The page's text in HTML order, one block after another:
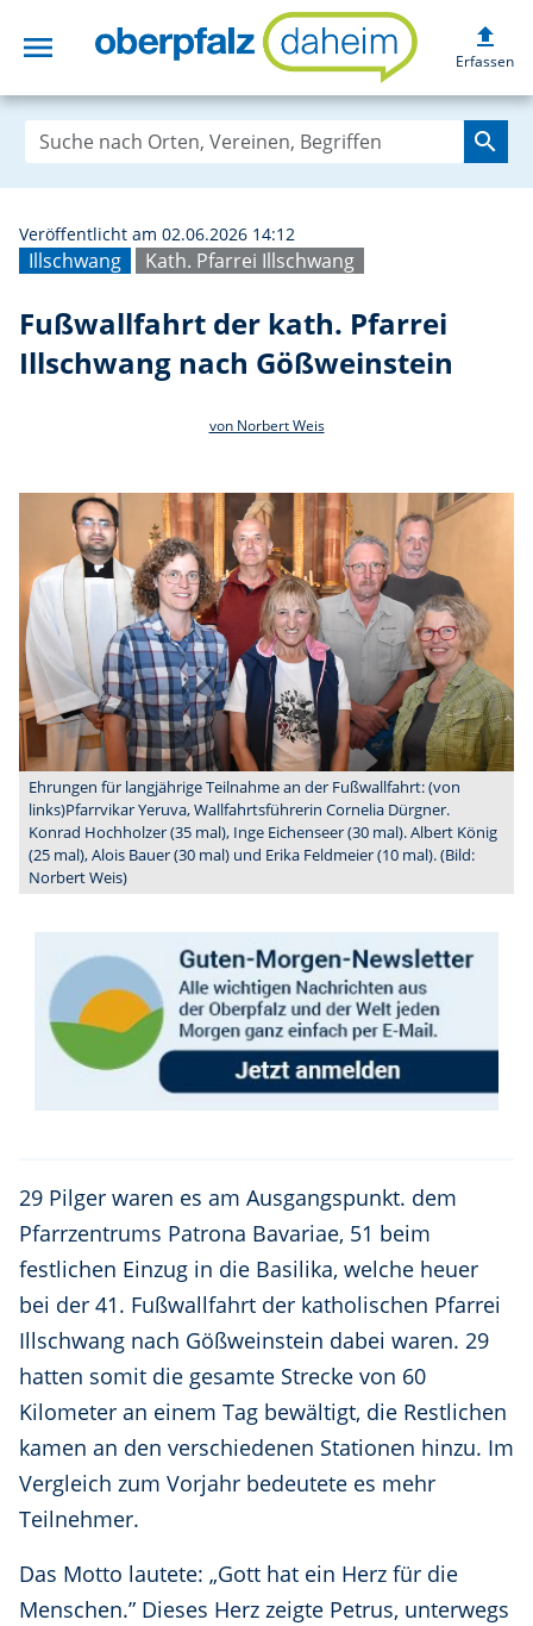
menu Fußwallfahrt
upload
Erfassen
search
Illschwang Kath. Pfarrei Illschwang
Veröffentlicht am 02.06.2026 14:12
Fußwallfahrt der kath. Pfarrei
Illschwang nach Gößweinstein
von Norbert Weis
Ehrungen für langjährige Teilnahme an der Fußwallfahrt: (von
links)Pfarrvikar Yeruva, Wallfahrtsführerin Cornelia Dürgner.
Konrad Hochholzer (35 mal), Inge Eichenseer (30 mal). Albert König
(25 mal), Alois Bauer (30 mal) und Erika Feldmeier (10 mal). (Bild:
Norbert Weis)
29 Pilger waren es am Ausgangspunkt. dem
Pfarrzentrums Patrona Bavariae, 51 beim
festlichen Einzug in die Basilika, welche heuer
bei der 41. Fußwallfahrt der katholischen Pfarrei
Illschwang nach Gößweinstein dabei waren. 29
hatten somit die gesamte Strecke von 60
Kilometer an einem Tag bewältigt, die Restlichen
kamen an den verschiedenen Stationen hinzu. Im
Vergleich zum Vorjahr bedeutete es mehr
Teilnehmer.
Das Motto lautete: „Gott hat ein Herz für die
Menschen.” Dieses Herz zeigte Petrus, unterwegs